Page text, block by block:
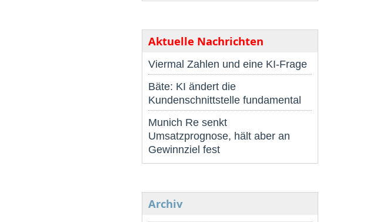
Aktuelle Nachrichten
Viermal Zahlen und eine KI-Frage
Bäte: KI ändert die
Kundenschnittstelle fundamental
Munich Re senkt
Umsatzprognose, hält aber an
Gewinnziel fest
Archiv